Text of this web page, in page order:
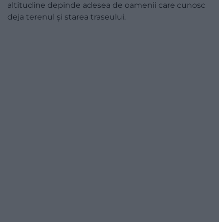
altitudine depinde adesea de oamenii care cunosc
deja terenul și starea traseului.